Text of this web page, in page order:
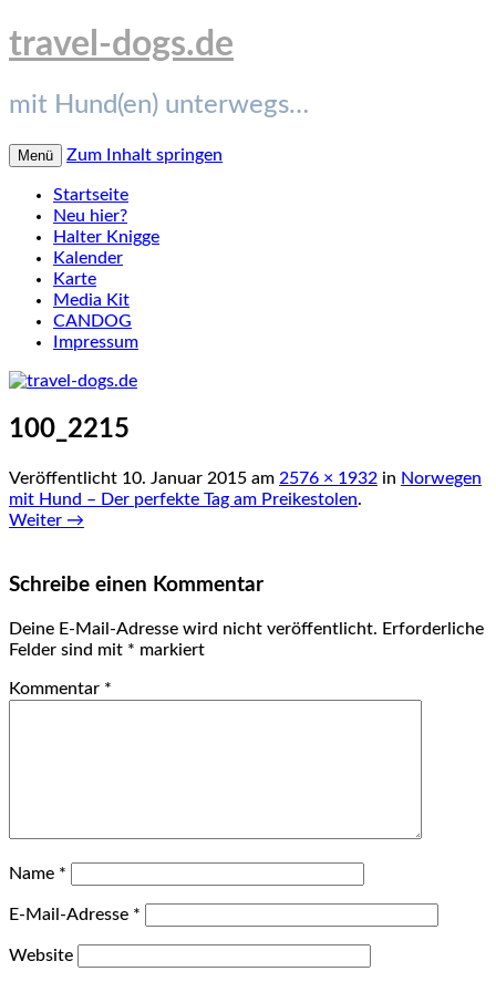
travel-dogs.de
mit Hund(en) unterwegs…
Menü Zum Inhalt springen
Startseite
Neu hier?
Halter Knigge
Kalender
Karte
Media Kit
CANDOG
Impressum
100_2215
Veröffentlicht 10. Januar 2015 am 2576 × 1932 in Norwegen
mit Hund – Der perfekte Tag am Preikestolen.
Weiter →
Schreibe einen Kommentar
Deine E-Mail-Adresse wird nicht veröffentlicht. Erforderliche
Felder sind mit * markiert
Kommentar *
Name *
E-Mail-Adresse *
Website